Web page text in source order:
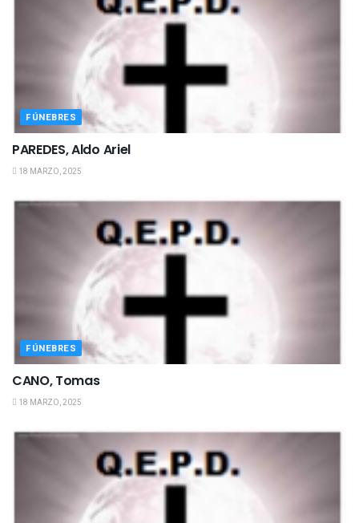
FÚNEBRES
PAREDES, Aldo Ariel
18 MARZO, 2025
FÚNEBRES
CANO, Tomas
18 MARZO, 2025